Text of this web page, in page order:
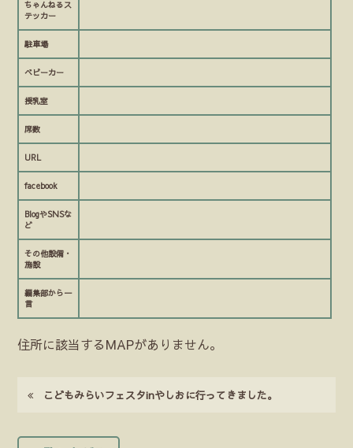
ちゃんねるス
テッカー
駐車場
ベビーカー
授乳室
席数
URL
facebook
BlogやSNSな
ど
その他設備・
施設
編集部から一
言
住所に該当するMAPがありません。
こどもみらいフェスタinやしおに行ってきました。